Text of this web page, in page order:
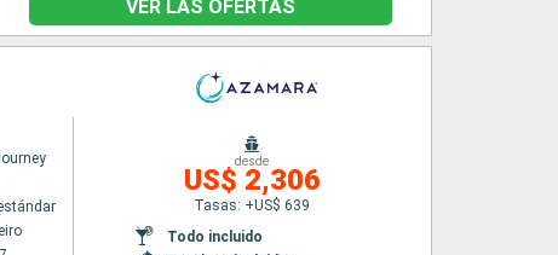
VER LAS OFERTAS
desde
US$ 2,306
Tasas: +US$ 639
Todo incluido